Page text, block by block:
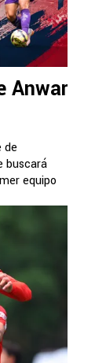
Anwar
de
buscará
equipo